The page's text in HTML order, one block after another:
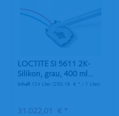
LOCTITE SI 5611 2K-
Silikon, grau, 400 ml...
Inhalt 124 Liter (250,18 € * / 1 Liter)
31.022,01 € *